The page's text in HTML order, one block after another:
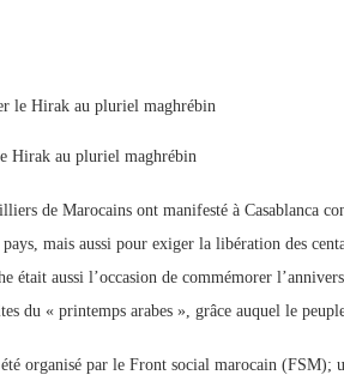
Hirak au pluriel maghrébin
de Marocains ont manifesté à Casablanca
mais aussi pour exiger la libération des
était aussi l’occasion de commémorer
du « printemps arabes », grâce auquel le
organisé par le Front social marocain (FSM);